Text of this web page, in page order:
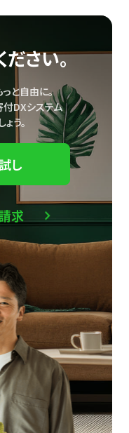
さい。
と自由に。
DXシステム
う。
し
求